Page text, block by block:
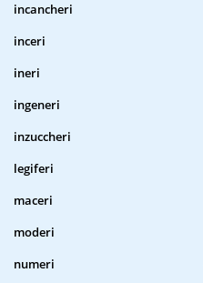
incancheri
inceri
ineri
ingeneri
inzuccheri
legiferi
maceri
moderi
numeri